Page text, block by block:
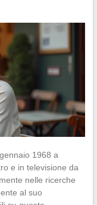
1968 a
e in televisione da
nelle ricerche
al suo